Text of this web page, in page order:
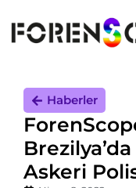
Haberler
Askeri